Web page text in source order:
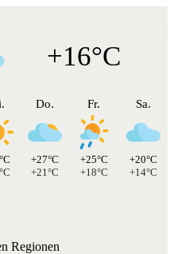
+16°C
Do.
+27°C
+21°C
Fr.
+25°C
+18°C
Sa.
+20°C
+14°C
Regionen